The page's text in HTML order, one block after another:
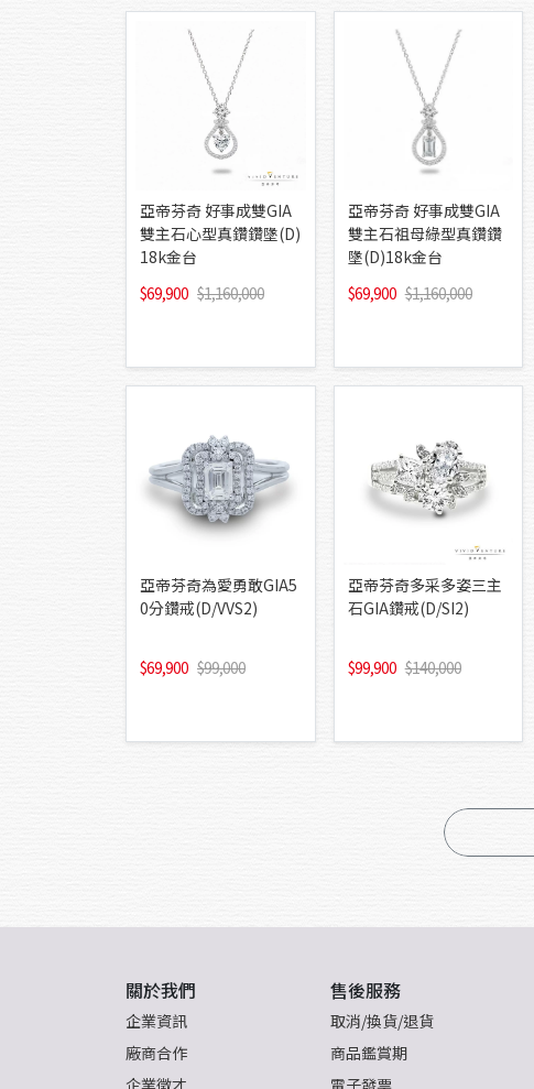
亞帝芬奇 好事成雙GIA
雙主石心型真鑽鑽墬(D)
18k金台
69,900
1,160,000
亞帝芬奇 好事成雙GIA
雙主石祖母綠型真鑽鑽
墬(D)18k金台
69,900
1,160,000
亞帝芬奇為愛勇敢GIA5
0分鑽戒(D/VVS2)
69,900 99,000
亞帝芬奇多采多姿三主
石GIA鑽戒(D/SI2)
99,900 140,000
關於我們
企業資訊
廠商合作
企業徵才
售後服務
取消/換貨/退貨
商品鑑賞期
電子發票